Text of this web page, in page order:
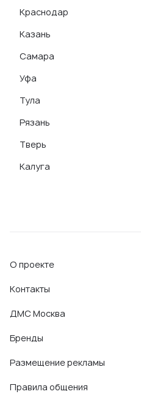
Краснодар
Казань
Самара
Уфа
Тула
Рязань
Тверь
Калуга
О проекте
Контакты
ДМС Москва
Бренды
Размещение рекламы
Правила общения